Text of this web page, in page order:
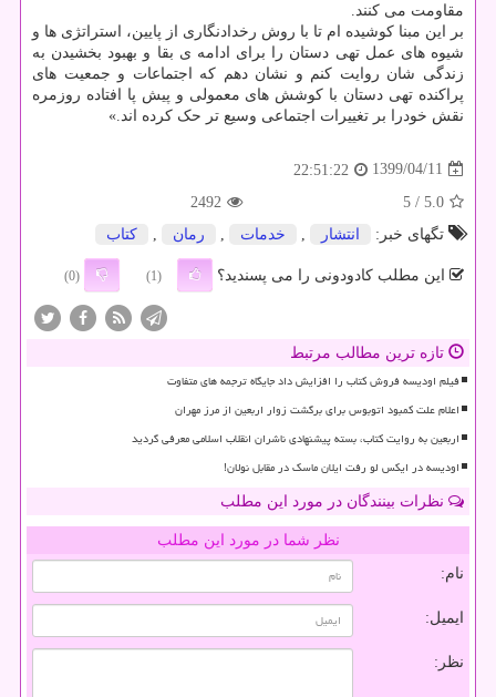
مقاومت می کنند.
بر این مبنا کوشیده ام تا با روش رخدادنگاری از پایین، استراتژی ها و
شیوه های عمل تهی دستان را برای ادامه ی بقا و بهبود بخشیدن به
زندگی شان روایت کنم و نشان دهم که اجتماعات و جمعیت های
پراکنده تهی دستان با کوشش های معمولی و پیش پا افتاده روزمره
نقش خودرا بر تغییرات اجتماعی وسیع تر حک کرده اند.»
1399/04/11
22:51:22
5.0
/ 5
2492
تگهای خبر:
انتشار , خدمات , رمان , كتاب
این مطلب کادودونی را می پسندید؟ (1)
(0)
تازه ترین مطالب مرتبط
فیلم اودیسه فروش کتاب را افزایش داد جایگاه ترجمه های متفاوت
اعلام علت کمبود اتوبوس برای برگشت زوار اربعین از مرز مهران
اربعین به روایت کتاب، بسته پیشنهادی ناشران انقلاب اسلامی معرفی گردید
اودیسه در ایکس لو رفت ایلان ماسک در مقابل نولان!
نظرات بینندگان در مورد این مطلب
نظر شما در مورد این مطلب
نام:
ایمیل:
نظر: